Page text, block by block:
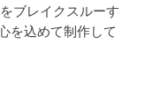
ブレイクスルーす
を込めて制作して